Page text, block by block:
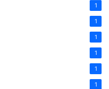
1
1
1
1
1
1